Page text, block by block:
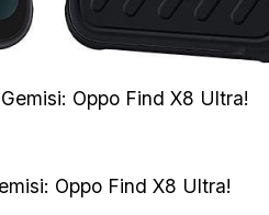
Oppo Find X8 Ultra!